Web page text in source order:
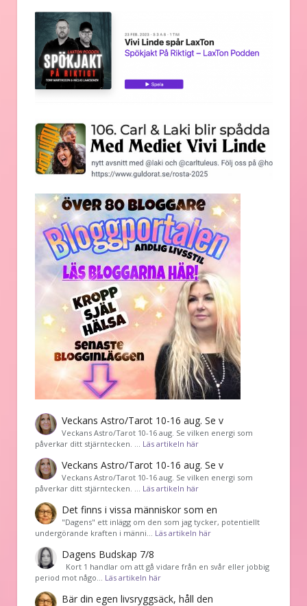
Veckans Astro/Tarot 10-16 aug. Se v
Veckans Astro/Tarot 10-16 aug. Se vilken energi som
påverkar ditt stjärntecken. … Läs artikeln här
Veckans Astro/Tarot 10-16 aug. Se v
Veckans Astro/Tarot 10-16 aug. Se vilken energi som
påverkar ditt stjärntecken. … Läs artikeln här
Det finns i vissa människor som en
"Dagens" ett inlägg om den som jag tycker, potentiellt
undergörande kraften i männi… Läs artikeln här
Dagens Budskap 7/8
Kort 1 handlar om att gå vidare från en svår eller jobbig
period mot någo… Läs artikeln här
Bär din egen livsryggsäck, håll den